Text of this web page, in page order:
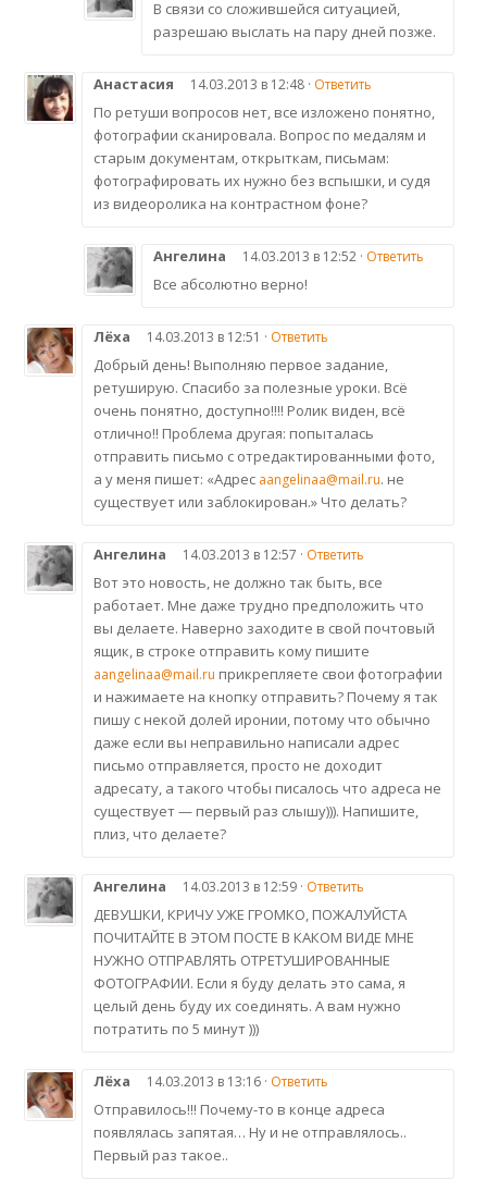
В связи со сложившейся ситуацией,
разрешаю выслать на пару дней позже.
Анастасия 14.03.2013 в 12:48 · Ответить
По ретуши вопросов нет, все изложено понятно,
фотографии сканировала. Вопрос по медалям и
старым документам, открыткам, письмам:
фотографировать их нужно без вспышки, и судя
из видеоролика на контрастном фоне?
Ангелина 14.03.2013 в 12:52 · Ответить
Все абсолютно верно!
Лёха 14.03.2013 в 12:51 · Ответить
Добрый день! Выполняю первое задание,
ретуширую. Спасибо за полезные уроки. Всё
очень понятно, доступно!!!! Ролик виден, всё
отлично!! Проблема другая: попыталась
отправить письмо с отредактированными фото,
а у меня пишет: «Адрес aangelinaa@mail.ru. не
существует или заблокирован.» Что делать?
Ангелина 14.03.2013 в 12:57 · Ответить
Вот это новость, не должно так быть, все
работает. Мне даже трудно предположить что
вы делаете. Наверно заходите в свой почтовый
ящик, в строке отправить кому пишите
aangelinaa@mail.ru прикрепляете свои фотографии
и нажимаете на кнопку отправить? Почему я так
пишу с некой долей иронии, потому что обычно
даже если вы неправильно написали адрес
письмо отправляется, просто не доходит
адресату, а такого чтобы писалось что адреса не
существует — первый раз слышу))). Напишите,
плиз, что делаете?
Ангелина 14.03.2013 в 12:59 · Ответить
ДЕВУШКИ, КРИЧУ УЖЕ ГРОМКО, ПОЖАЛУЙСТА
ПОЧИТАЙТЕ В ЭТОМ ПОСТЕ В КАКОМ ВИДЕ МНЕ
НУЖНО ОТПРАВЛЯТЬ ОТРЕТУШИРОВАННЫЕ
ФОТОГРАФИИ. Если я буду делать это сама, я
целый день буду их соединять. А вам нужно
потратить по 5 минут )))
Лёха 14.03.2013 в 13:16 · Ответить
Отправилось!!! Почему-то в конце адреса
появлялась запятая… Ну и не отправлялось..
Первый раз такое..